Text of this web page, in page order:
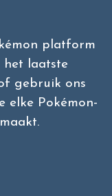
platform
het laatste
gebruik ons
elke Pokémon-